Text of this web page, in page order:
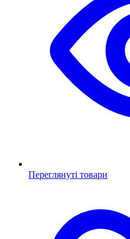
Переглянуті товари